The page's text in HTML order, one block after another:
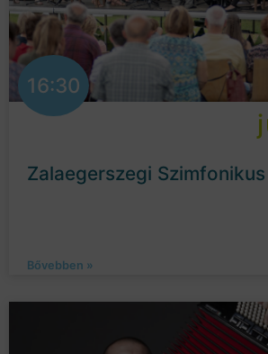
16:30
Zalaegerszegi
Bővebben »